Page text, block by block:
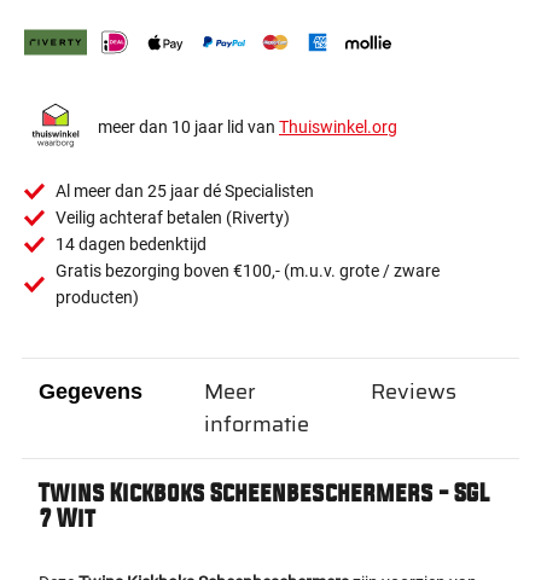
meer dan 10 jaar lid van Thuiswinkel.org
Al meer dan 25 jaar dé Specialisten
Veilig achteraf betalen (Riverty)
14 dagen bedenktijd
Gratis bezorging boven €100,- (m.u.v. grote / zware
producten)
Gegevens
Twins Kickboks Scheenbeschermers - SGL
7 Wit
Meer
informatie
Reviews